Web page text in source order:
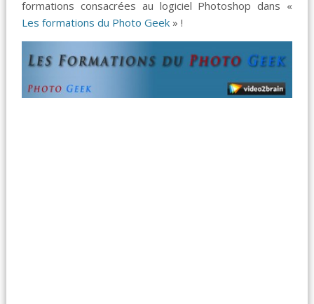
formations consacrées au logiciel Photoshop dans «
Les formations du Photo Geek » !